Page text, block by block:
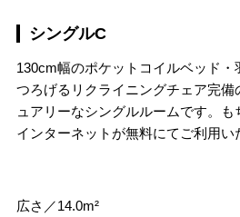
シングルC
130cm幅のポケットコイルベッド・
つろげるリクライニングチェア完備
ュアリーなシングルルームです。
インターネットが無料にてご利用い
広さ／14.0m²